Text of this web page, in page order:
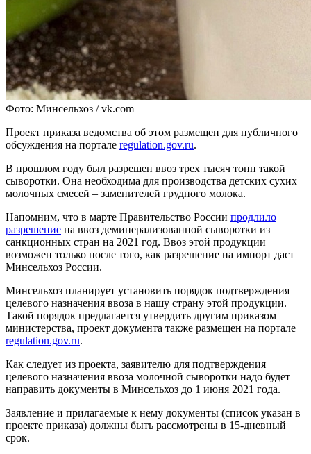
Фото: Минсельхоз / vk.com
Проект приказа ведомства об этом размещен для публичного
обсуждения на портале regulation.gov.ru.
В прошлом году был разрешен ввоз трех тысяч тонн такой
сыворотки. Она необходима для производства детских сухих
молочных смесей – заменителей грудного молока.
Напомним, что в марте Правительство России продлило
разрешение на ввоз деминерализованной сыворотки из
санкционных стран на 2021 год. Ввоз этой продукции
возможен только после того, как разрешение на импорт даст
Минсельхоз России.
Минсельхоз планирует установить порядок подтверждения
целевого назначения ввоза в нашу страну этой продукции.
Такой порядок предлагается утвердить другим приказом
министерства, проект документа также размещен на портале
regulation.gov.ru.
Как следует из проекта, заявителю для подтверждения
целевого назначения ввоза молочной сыворотки надо будет
направить документы в Минсельхоз до 1 июня 2021 года.
Заявление и прилагаемые к нему документы (список указан в
проекте приказа) должны быть рассмотрены в 15-дневный
срок.